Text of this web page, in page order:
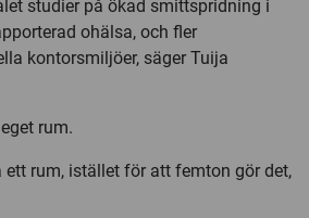
studier på ökad smittspridning i
ohälsa, och fler
kontorsmiljöer, säger Tuija
rum.
rum, istället för att femton gör det,